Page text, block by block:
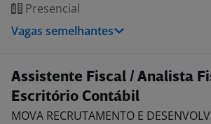
Presencial
Vagas semelhantes
Assistente Fiscal / Analista
Escritório Contábil
MOVA RECRUTAMENTO E